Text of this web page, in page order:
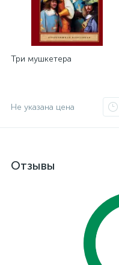
Три мушкетера
Не указана цена
Отзывы